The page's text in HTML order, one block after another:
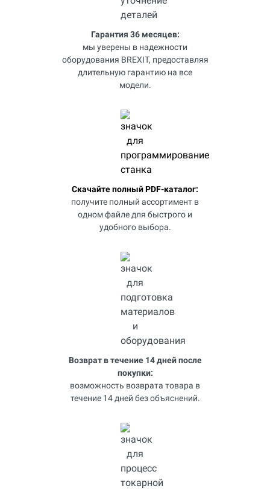
Гарантия 36 месяцев:
мы уверены в надежности
оборудования BREXIT, предоставляя
длительную гарантию на все
модели.
Скачайте полный PDF-каталог:
получите полный ассортимент в
одном файле для быстрого и
удобного выбора.
Возврат в течение 14 дней после
покупки:
возможность возврата товара в
течение 14 дней без объяснений.